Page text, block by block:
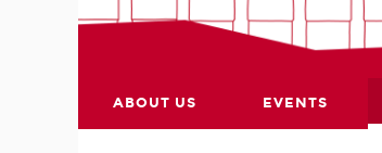
ABOUT US EVENTS